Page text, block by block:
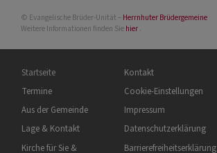
© Evangelische Brüder-Unität – Herrnhuter Brüdergemeine
Weitere Informationen finden Sie hier .
Hauptnavigation
Startseite
Termine
Aus der Gemeinde
Lage & Kontakt
Kirche für Sie &
Fußbereichsmenü
Kontakt
Cookie-Einstellungen
Impressum
Datenschutzerklärung
Barrierefreiheitserklärung